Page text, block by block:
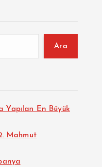
Ara
Yapılan En Büyük
Mahmut